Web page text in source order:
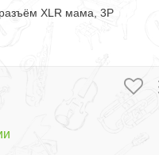
XLR мама, 3P